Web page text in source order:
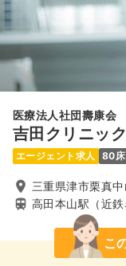
医療法人社団壽康会
吉田クリニック
エージェント求人 80床
三重県津市栗真
高田本山駅（近鉄
こ